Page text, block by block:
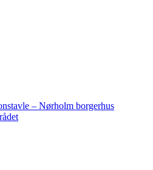
– Nørholm borgerhus